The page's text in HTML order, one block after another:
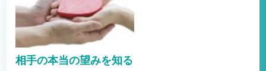
相手の本当の望みを知る